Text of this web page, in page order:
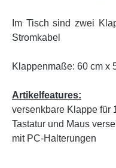
Im Tisch sind zwei
Stromkabel
Klappenmaße: 60 cm x
Artikelfeatures:
versenkbare Klappe für
Tastatur und Maus
mit PC-Halterungen